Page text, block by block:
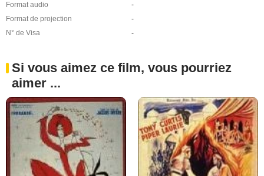
Format audio
-
Format de projection
-
N° de Visa
-
Si vous aimez ce film, vous pourriez
aimer ...